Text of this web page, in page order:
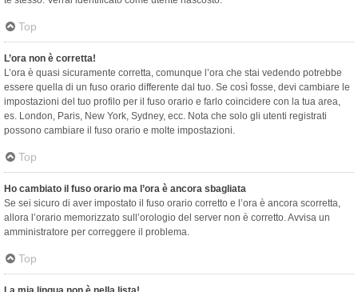
Top
L’ora non è corretta!
L’ora è quasi sicuramente corretta, comunque l’ora che stai vedendo potrebbe
essere quella di un fuso orario differente dal tuo. Se così fosse, devi cambiare le
impostazioni del tuo profilo per il fuso orario e farlo coincidere con la tua area,
es. London, Paris, New York, Sydney, ecc. Nota che solo gli utenti registrati
possono cambiare il fuso orario e molte impostazioni.
Top
Ho cambiato il fuso orario ma l’ora è ancora sbagliata
Se sei sicuro di aver impostato il fuso orario corretto e l’ora è ancora scorretta,
allora l’orario memorizzato sull’orologio del server non è corretto. Avvisa un
amministratore per correggere il problema.
Top